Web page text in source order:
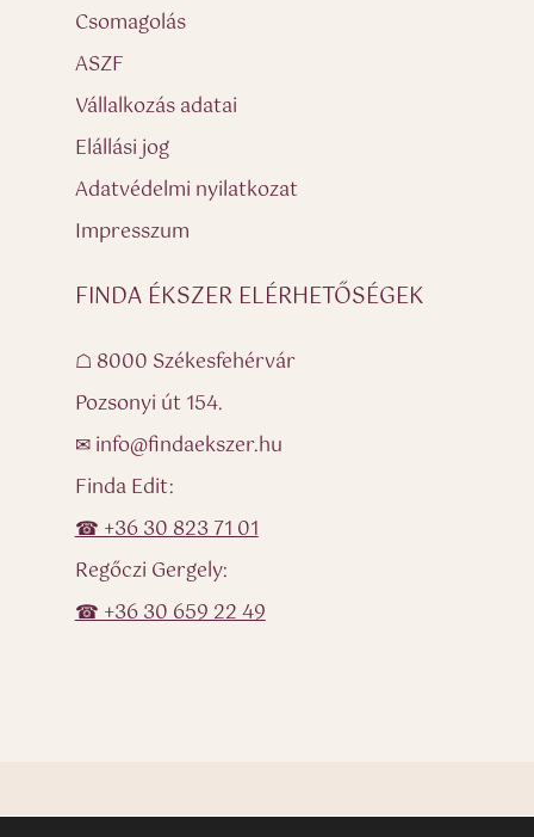
Csomagolás
ASZF
Vállalkozás adatai
Elállási jog
Adatvédelmi nyilatkozat
Impresszum
FINDA ÉKSZER ELÉRHETŐSÉGEK
☖ 8000 Székesfehérvár
Pozsonyi út 154.
✉ info@findaekszer.hu
Finda Edit:
☎ +36 30 823 71 01
Regőczi Gergely:
☎ +36 30 659 22 49